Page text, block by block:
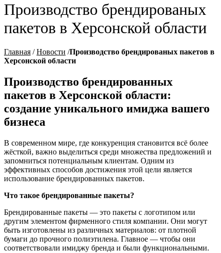
Производство брендированых
пакетов в Херсонской области
Главная /Новости /Производство брендированых пакетов в
Херсонской области
Производство брендированных
пакетов в Херсонской области:
создание уникального имиджа вашего
бизнеса
В современном мире, где конкуренция становится всё более
жёсткой, важно выделиться среди множества предложений и
запомниться потенциальным клиентам. Одним из
эффективных способов достижения этой цели является
использование брендированных пакетов.
Что такое брендированные пакеты?
Брендированные пакеты — это пакеты с логотипом или
другим элементом фирменного стиля компании. Они могут
быть изготовлены из различных материалов: от плотной
бумаги до прочного полиэтилена. Главное — чтобы они
соответствовали имиджу бренда и были функциональными.